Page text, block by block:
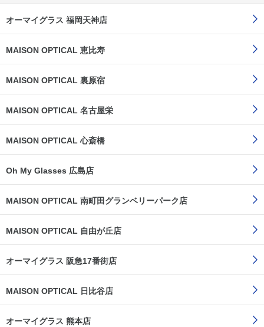
オーマイグラス 福岡天神店
MAISON OPTICAL 恵比寿
MAISON OPTICAL 裏原宿
MAISON OPTICAL 名古屋栄
MAISON OPTICAL 心斎橋
Oh My Glasses 広島店
MAISON OPTICAL 南町田グランベリーパーク店
MAISON OPTICAL 自由が丘店
オーマイグラス 阪急17番街店
MAISON OPTICAL 日比谷店
オーマイグラス 熊本店